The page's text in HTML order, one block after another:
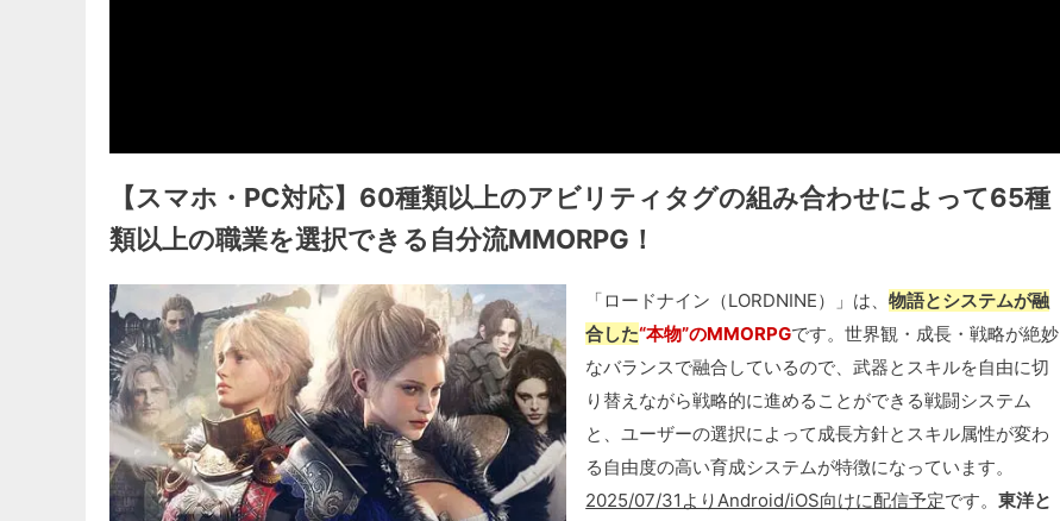
【スマホ・PC対応】60種類以上のアビリティタグの組み合わせによって65種
類以上の職業を選択できる自分流MMORPG！
「ロードナイン（LORDNINE）」は、物語とシステムが融
合した“本物”のMMORPGです。世界観・成長・戦略が絶妙
なバランスで融合しているので、武器とスキルを自由に切
り替えながら戦略的に進めることができる戦闘システム
と、ユーザーの選択によって成長方針とスキル属性が変わ
る自由度の高い育成システムが特徴になっています。
2025/07/31よりAndroid/iOS向けに配信予定です。東洋と